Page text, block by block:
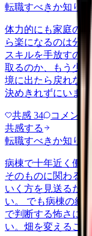
転職すべきか知りた
体力的にも家庭の
ら楽になるのは分
スキルを手放すの
取るのか、もう少
境に出たら戻れな
決めきれずにいま
共感 34 コメント
共感する
転職すべきか知りた
病棟で十年近く働
そのものに関わる
いく方を見送るた
い。 でも病棟の経
で判断する怖さに
い。畑を変えるこ